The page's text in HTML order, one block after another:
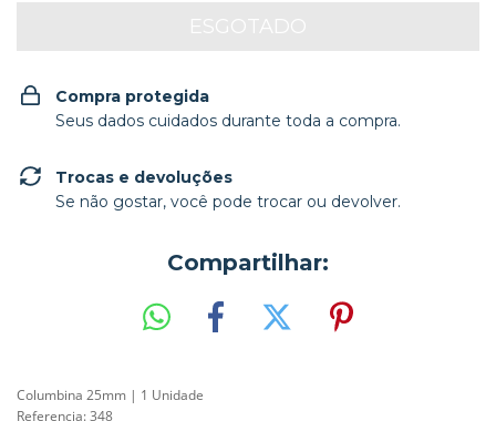
Compra protegida
Seus dados cuidados durante toda a compra.
Trocas e devoluções
Se não gostar, você pode trocar ou devolver.
Compartilhar:
Columbina 25mm | 1 Unidade
Referencia: 348